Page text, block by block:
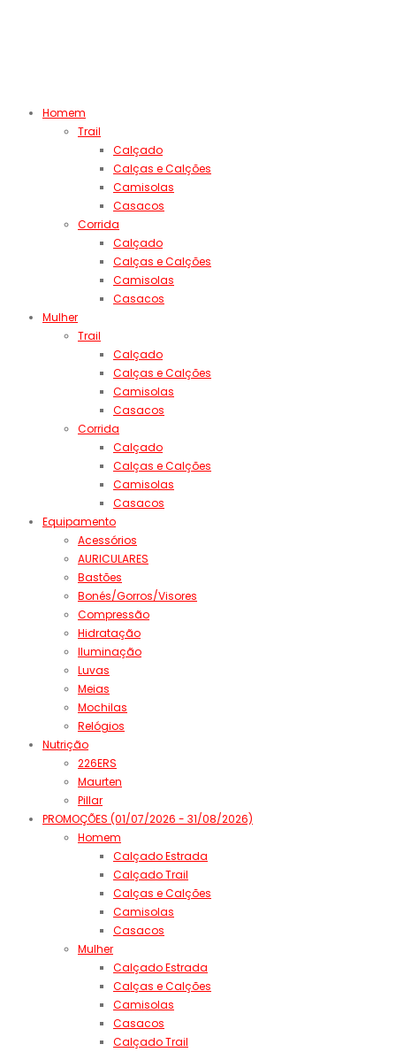
Homem
Trail
Calçado
Calças e Calções
Camisolas
Casacos
Corrida
Calçado
Calças e Calções
Camisolas
Casacos
Mulher
Trail
Calçado
Calças e Calções
Camisolas
Casacos
Corrida
Calçado
Calças e Calções
Camisolas
Casacos
Equipamento
Acessórios
AURICULARES
Bastões
Bonés/Gorros/Visores
Compressão
Hidratação
Iluminação
Luvas
Meias
Mochilas
Relógios
Nutrição
226ERS
Maurten
Pillar
PROMOÇÕES (01/07/2026 - 31/08/2026)
Homem
Calçado Estrada
Calçado Trail
Calças e Calções
Camisolas
Casacos
Mulher
Calçado Estrada
Calças e Calções
Camisolas
Casacos
Calçado Trail